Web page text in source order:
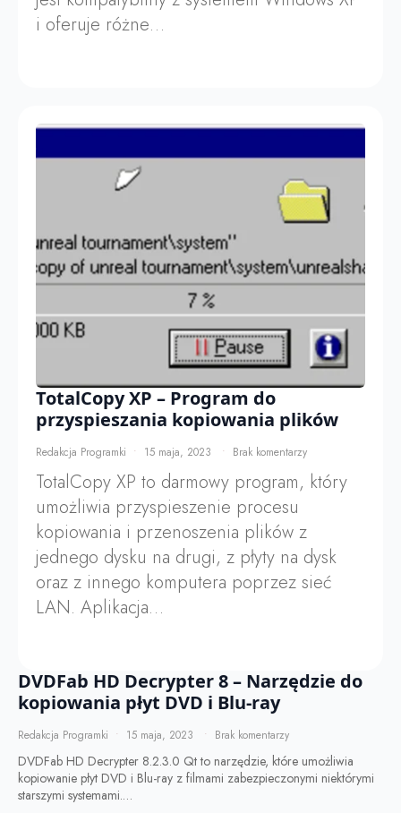
i oferuje różne…
TotalCopy XP – Program do
przyspieszania kopiowania plików
Redakcja Programki 15 maja, 2023 Brak komentarzy
TotalCopy XP to darmowy program, który
umożliwia przyspieszenie procesu
kopiowania i przenoszenia plików z
jednego dysku na drugi, z płyty na dysk
oraz z innego komputera poprzez sieć
LAN. Aplikacja…
DVDFab HD Decrypter 8 – Narzędzie do
kopiowania płyt DVD i Blu-ray
Redakcja Programki 15 maja, 2023 Brak komentarzy
DVDFab HD Decrypter 8.2.3.0 Qt to narzędzie, które umożliwia
kopiowanie płyt DVD i Blu-ray z filmami zabezpieczonymi niektórymi
starszymi systemami.…